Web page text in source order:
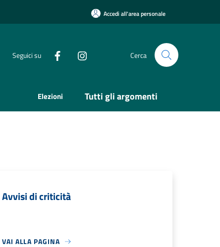
Accedi all'area personale
Seguici su Cerca
Elezioni Tutti gli argomenti
Avvisi di criticità
VAI ALLA PAGINA